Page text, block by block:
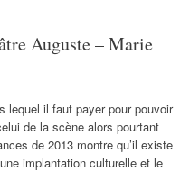
Auguste – Marie
lequel il faut payer pour pouvoir
de la scène alors pourtant
de 2013 montre qu’il existe
implantation culturelle et le